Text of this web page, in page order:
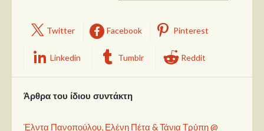
Twitter Facebook Pinterest
Linkedin Tumblr Reddit
Άρθρα του ίδιου συντάκτη
Έλντα Πανοπούλου, Ελένη Πέτα & Τάνια Τρύπη @